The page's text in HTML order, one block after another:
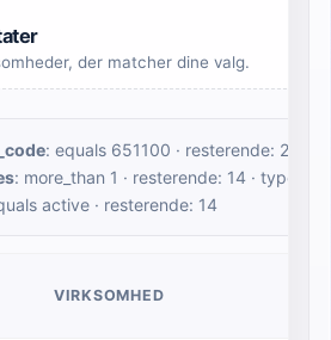
der matcher dine valg.
: equals 651100 · resterende: 22 ·
: more_than 1 · resterende: 14 · type:
active · resterende: 14
VIRKSOMHED